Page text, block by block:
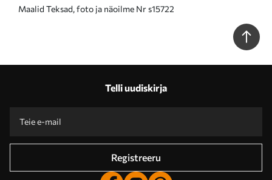
Maalid Teksad, foto ja näoilme Nr s15722
Telli uudiskirja
Registreeru